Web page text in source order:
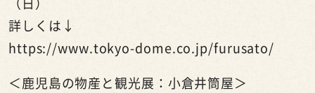
詳しくは↓
https://www.tokyo-dome.co.jp/furusato/
＜鹿児島の物産と観光展：小倉井筒屋＞